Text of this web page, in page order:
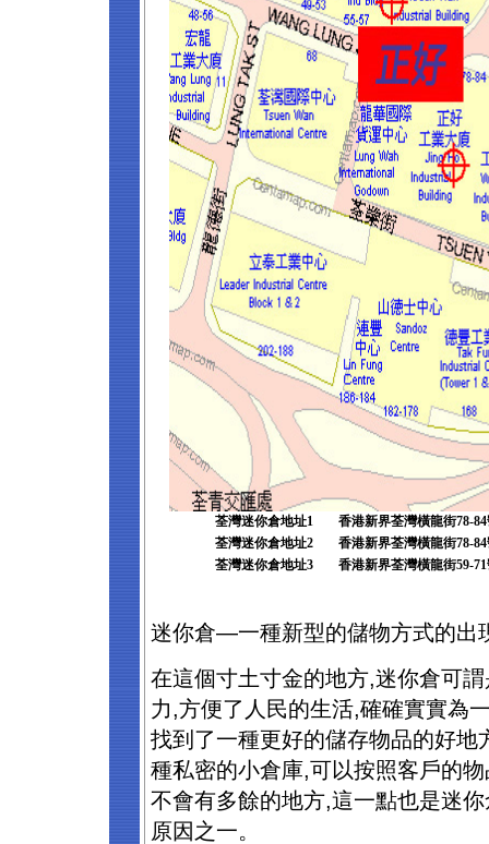
荃灣迷你倉地址1
香港新界荃灣橫龍街78-
荃灣迷你倉地址2
香港新界荃灣橫龍街78-
荃灣迷你倉地址3
香港新界荃灣橫龍街59-
迷你倉—一種新型的儲物方式的出
在這個寸土寸金的地方,迷你倉可
力,方便了人民的生活,確確實實為
找到了一種更好的儲存物品的好
種私密的小倉庫,可以按照客戶的
不會有多餘的地方,這一點也是迷
原因之一。